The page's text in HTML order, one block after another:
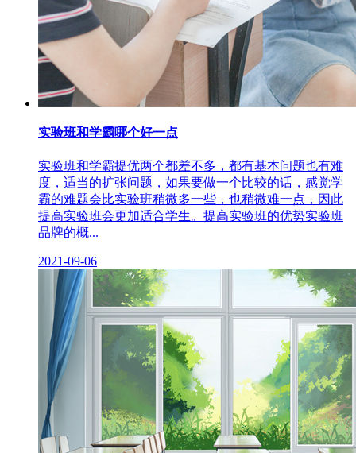
实验班和学霸哪个好一点
实验班和学霸提优两个都差不多，都有基本问题也有难
度，适当的扩张问题，如果要做一个比较的话，感觉学
霸的难题会比实验班稍微多一些，也稍微难一点，因此
提高实验班会更加适合学生。提高实验班的优势实验班
品牌的概...
2021-09-06